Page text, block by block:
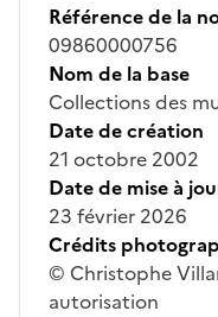
Référence de la
09860000756
Nom de la base
Collections des
Date de création
21 octobre 2002
Date de mise à
23 février 2026
Crédits
© Christophe
autorisation